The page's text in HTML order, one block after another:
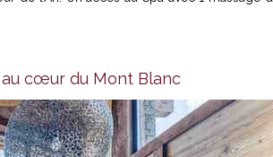
cœur du Mont Blanc